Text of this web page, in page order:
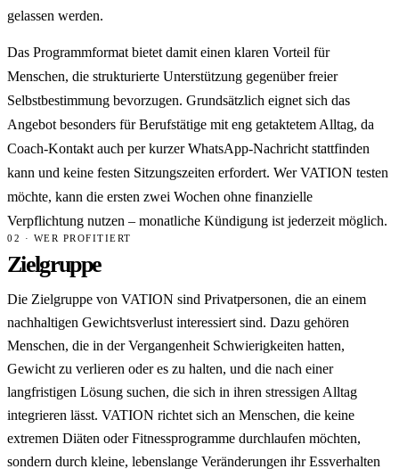
gelassen werden.
Das Programmformat bietet damit einen klaren Vorteil für
Menschen, die strukturierte Unterstützung gegenüber freier
Selbstbestimmung bevorzugen. Grundsätzlich eignet sich das
Angebot besonders für Berufstätige mit eng getaktetem Alltag, da
Coach-Kontakt auch per kurzer WhatsApp-Nachricht stattfinden
kann und keine festen Sitzungszeiten erfordert. Wer VATION testen
möchte, kann die ersten zwei Wochen ohne finanzielle
Verpflichtung nutzen – monatliche Kündigung ist jederzeit möglich.
02 · WER PROFITIERT
Zielgruppe
Die Zielgruppe von VATION sind Privatpersonen, die an einem
nachhaltigen Gewichtsverlust interessiert sind. Dazu gehören
Menschen, die in der Vergangenheit Schwierigkeiten hatten,
Gewicht zu verlieren oder es zu halten, und die nach einer
langfristigen Lösung suchen, die sich in ihren stressigen Alltag
integrieren lässt. VATION richtet sich an Menschen, die keine
extremen Diäten oder Fitnessprogramme durchlaufen möchten,
sondern durch kleine, lebenslange Veränderungen ihr Essverhalten